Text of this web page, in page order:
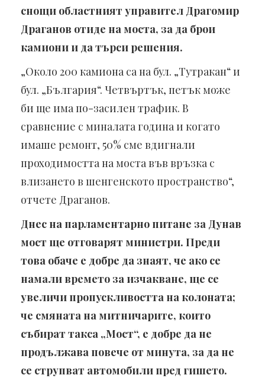
снощи областният управител Драгомир
Драганов отиде на моста, за да брои
камиони и да търси решения.
„Около 200 камиона са на бул. „Тутракан“ и
бул. „България“. Четвъртък, петък може
би ще има по-засилен трафик. В
сравнение с миналата година и когато
имаше ремонт, 50% сме вдигнали
проходимостта на моста във връзка с
влизането в шенгенското пространство“,
отчете Драганов.
Днес на парламентарно питане за Дунав
мост ще отговарят министри. Преди
това обаче е добре да знаят, че ако се
намали времето за изчакване, ще се
увеличи пропускливостта на колоната;
че смяната на митничарите, които
събират такса „Мост“, е добре да не
продължава повече от минута, за да не
се струпват автомобили пред гишето.